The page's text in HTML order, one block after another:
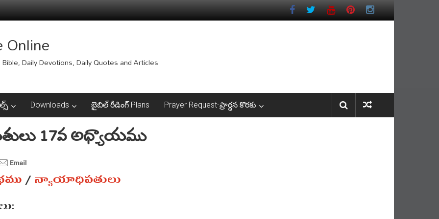
Online
Daily Devotions, Daily Quotes and Articles
Downloads బైబిల్ రీడింగ్ Plans Prayer Request-ప్రార్ధన కొరకు
17వ అధ్యాయము
/న్యాయాధిపతులు